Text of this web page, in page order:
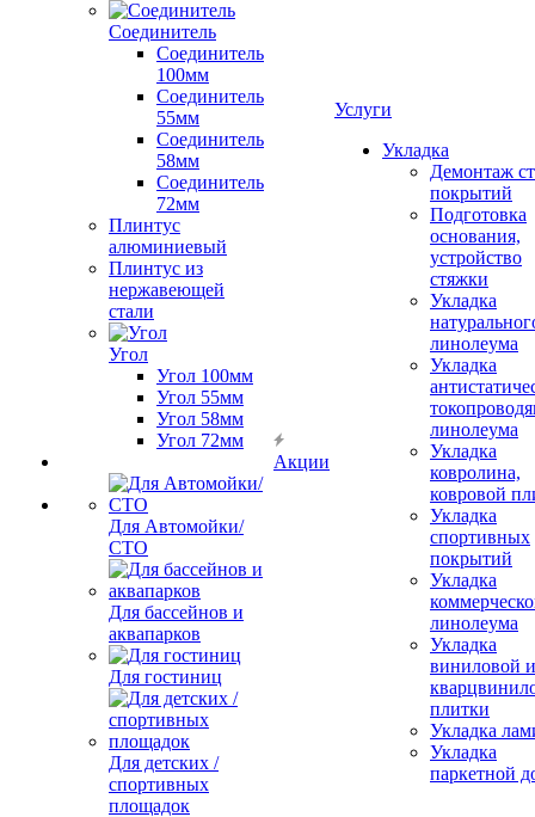
Соединитель
Соединитель
100мм
Соединитель
55мм
Соединитель
58мм
Соединитель
72мм
Плинтус
алюминиевый
Плинтус из
нержавеющей
стали
Угол
Угол 100мм
Угол 55мм
Угол 58мм
Угол 72мм
Для Автомойки/
СТО
Для бассейнов и
аквапарков
Для гостиниц
Для детских /
спортивных
площадок
Акции
Услуги
Укладка
Демонтаж
покрытий
Подготовка
основания,
устройство
стяжки
Укладка
линолеума
Укладка
линолеума
Укладка
ковролина,
ковровой
Укладка
спортивных
покрытий
Укладка
линолеума
Укладка
виниловой и
плитки
Укладка
Укладка
паркетной